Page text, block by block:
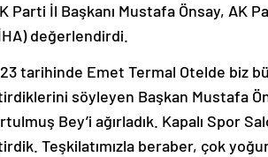
Parti İl Başkanı Mustafa Önsay, AK
değerlendirdi.
tarihinde Emet Termal Otelde biz
söyleyen Başkan Mustafa
Bey’i ağırladık. Kapalı Spor
Teşkilatımızla beraber, çok